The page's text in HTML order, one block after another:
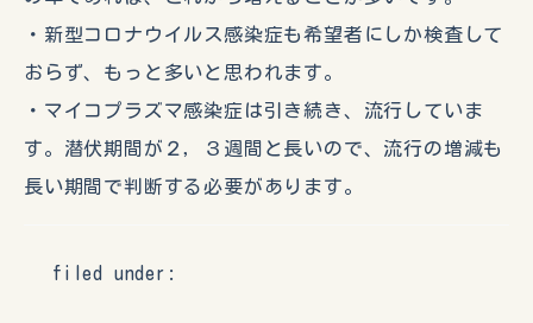
・新型コロナウイルス感染症も希望者にしか検査して
おらず、もっと多いと思われます。
・マイコプラズマ感染症は引き続き、流行していま
す。潜伏期間が２，３週間と長いので、流行の増減も
長い期間で判断する必要があります。
filed under: